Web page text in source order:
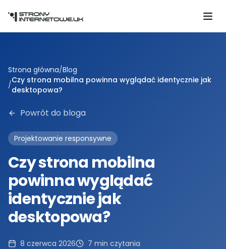
Strona główna/Blog
/Czy strona mobilna powinna wyglądać identycznie jak
desktopowa?
Powrót do bloga
Projektowanie responsywne
Czy strona mobilna
powinna wyglądać
identycznie jak
desktopowa?
8 czerwca 2026 7 min czytania